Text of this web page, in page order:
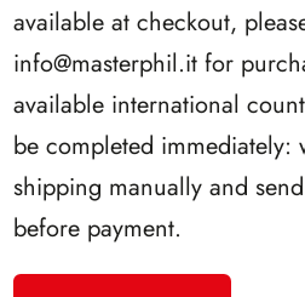
PRESIDENZA
available at checkout,
info@masterphil.it for
available international
be completed immediately:
shipping manually and
before payment.